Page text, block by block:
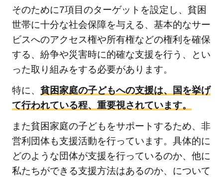
平等を
なくそ
関連記
事
2.11
⑪住
み続
れる
まち
づく
りを
そのために7項目のターゲットを設定し、貧困
世帯に十分な社会保障を与える、基本的なサー
ビスへのアクセス権や所有権などの権利を確保
する、紛争や災害時に的確な支援を行う、とい
った取り組みをする必要があります。
特に、 貧困家庭の子どもへの支援は、国を挙げ
て行われている程、重要視されています。
また貧困家庭の子どもをサポートするため、非
営利団体も支援活動を行っています。具体的に
どのような団体が支援を行っているのか、他に
私たちができる支援方法はあるのか、について